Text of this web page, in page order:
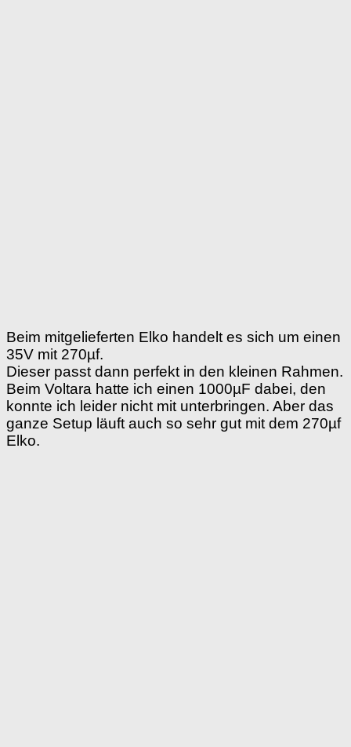
Beim mitgelieferten Elko handelt es sich um einen
35V mit 270µf.
Dieser passt dann perfekt in den kleinen Rahmen.
Beim Voltara hatte ich einen 1000µF dabei, den
konnte ich leider nicht mit unterbringen. Aber das
ganze Setup läuft auch so sehr gut mit dem 270µf
Elko.